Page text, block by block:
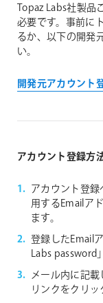
Topaz Labs社製品
必要です。事前に
るか、以下の開発
い。
開発元アカウント
アカウント登録方
アカウント登
用するEmailア
ます。
登録したEmail
Labs password
メール内に記
リンクをクリッ